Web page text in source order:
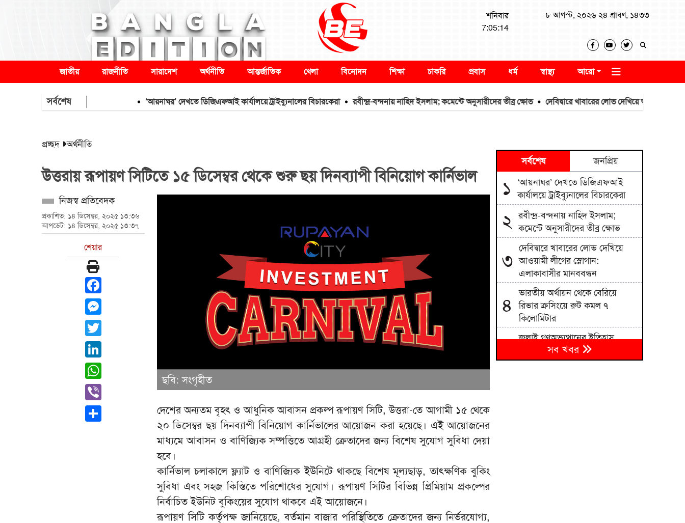
শনিবার
7:05:14
৮ আগস্ট, ২০২৬ ২৪ শ্রাবণ, ১৪৩৩
জাতীয় রাজনীতি সারাদেশ অর্থনীতি আন্তর্জাতিক খেলা বিনোদন শিক্ষা চাকরি প্রবাস ধর্ম স্বাস্থ্য আরো
সর্বশেষ ‘আয়নাঘর’ দেখতে ডিজিএফআই কার্যালয়ে ট্রাইব্যুনালের বিচারকেরা রবীন্দ্র-বন্দনায় নাহিদ ইসলাম; কমেন্টে অনুসারীদের তীব্র ক্ষোভ দেবিদ্বারে খাবারের লোভ দেখিয়ে আওয়ামী লীগের
প্রচ্ছদ অর্থনীতি
উত্তরায় রূপায়ণ সিটিতে ১৫ ডিসেম্বর থেকে শুরু ছয় দিনব্যাপী বিনিয়োগ কার্নিভাল
নিজস্ব প্রতিবেদক
প্রকাশিত: ১৪ ডিসেম্বর, ২০২৫ ১৩:৩৬
আপডেট: ১৪ ডিসেম্বর, ২০২৫ ১৩:৩৭
শেয়ার
Facebook
Messenger
Twitter
LinkedIn
WhatsApp
Viber
Share
ছবি: সংগৃহীত
দেশের অন্যতম বৃহৎ ও আধুনিক আবাসন প্রকল্প রূপায়ণ সিটি, উত্তরা-তে আগামী ১৫ থেকে
২০ ডিসেম্বর ছয় দিনব্যাপী বিনিয়োগ কার্নিভালের আয়োজন করা হয়েছে। এই আয়োজনের
মাধ্যমে আবাসন ও বাণিজ্যিক সম্পত্তিতে আগ্রহী ক্রেতাদের জন্য বিশেষ সুযোগ সুবিধা দেয়া
হবে।
কার্নিভাল চলাকালে ফ্ল্যাট ও বাণিজ্যিক ইউনিটে থাকছে বিশেষ মূল্যছাড়, তাৎক্ষণিক বুকিং
সুবিধা এবং সহজ কিস্তিতে পরিশোধের সুযোগ। রূপায়ণ সিটির বিভিন্ন প্রিমিয়াম প্রকল্পের
নির্বাচিত ইউনিট বুকিংয়ের সুযোগ থাকবে এই আয়োজনে।
রূপায়ণ সিটি কর্তৃপক্ষ জানিয়েছে, বর্তমান বাজার পরিস্থিতিতে ক্রেতাদের জন্য নির্ভরযোগ্য,
সর্বশেষ জনপ্রিয়
১
‘আয়নাঘর’ দেখতে ডিজিএফআই
কার্যালয়ে ট্রাইব্যুনালের বিচারকেরা
২ রবীন্দ্র-বন্দনায় নাহিদ ইসলাম;
কমেন্টে অনুসারীদের তীব্র ক্ষোভ
৩
দেবিদ্বারে খাবারের লোভ দেখিয়ে
আওয়ামী লীগের স্লোগান:
এলাকাবাসীর মানববন্ধন
৪
ভারতীয় অর্থায়ন থেকে বেরিয়ে
রিভার ক্রসিংয়ে রুট কমল ৭
কিলোমিটার
জুলাই গণঅভ্যুত্থানের ইতিহাস
দলীয়করণ না করার আহ্বান নাহিদ
ইসলামের
সব খবর